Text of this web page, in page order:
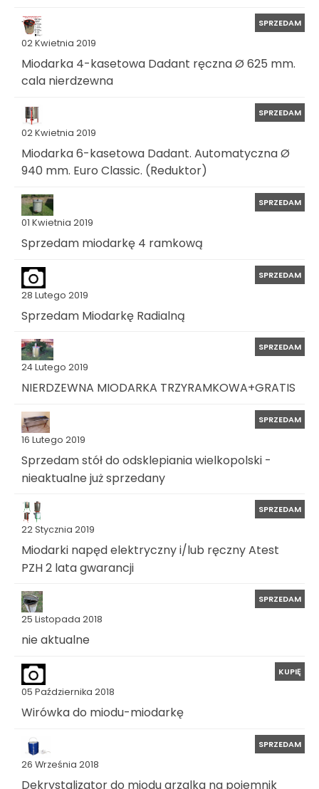
02 Kwietnia 2019
SPRZEDAM
Miodarka 4-kasetowa Dadant ręczna Ø 625 mm.
cala nierdzewna
02 Kwietnia 2019
SPRZEDAM
Miodarka 6-kasetowa Dadant. Automatyczna Ø
940 mm. Euro Classic. (Reduktor)
01 Kwietnia 2019
SPRZEDAM
Sprzedam miodarkę 4 ramkową
28 Lutego 2019
SPRZEDAM
Sprzedam Miodarkę Radialną
24 Lutego 2019
SPRZEDAM
NIERDZEWNA MIODARKA TRZYRAMKOWA+GRATIS
16 Lutego 2019
SPRZEDAM
Sprzedam stół do odsklepiania wielkopolski -
nieaktualne już sprzedany
22 Stycznia 2019
SPRZEDAM
Miodarki napęd elektryczny i/lub ręczny Atest
PZH 2 lata gwarancji
25 Listopada 2018
SPRZEDAM
nie aktualne
05 Października 2018
KUPIĘ
Wirówka do miodu-miodarkę
26 Września 2018
SPRZEDAM
Dekrystalizator do miodu grzalka na pojemnik